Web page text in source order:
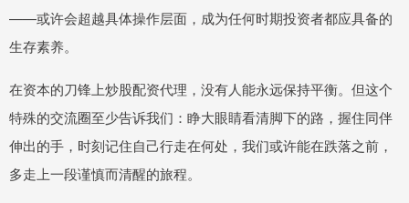
——或许会超越具体操作层面，成为任何时期投资者都应具备的
生存素养。
在资本的刀锋上炒股配资代理，没有人能永远保持平衡。但这个
特殊的交流圈至少告诉我们：睁大眼睛看清脚下的路，握住同伴
伸出的手，时刻记住自己行走在何处，我们或许能在跌落之前，
多走上一段谨慎而清醒的旅程。